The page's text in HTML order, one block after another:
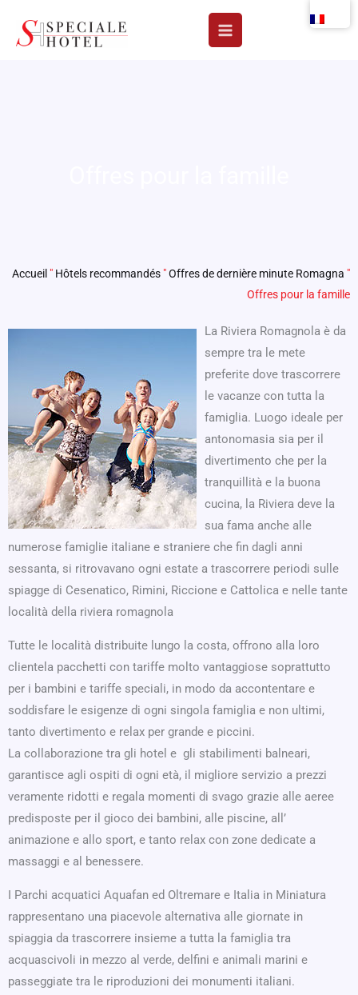
Accueil " Hôtels recommandés "Offres de dernière minute Romagna "
Offres pour la famille
La Riviera Romagnola è da
sempre tra le mete
preferite dove trascorrere
le vacanze con tutta la
famiglia. Luogo ideale per
antonomasia sia per il
divertimento che per la
tranquillità e la buona
cucina, la Riviera deve la
sua fama anche alle
numerose famiglie italiane e straniere che fin dagli anni
sessanta, si ritrovavano ogni estate a trascorrere periodi sulle
spiagge di Cesenatico, Rimini, Riccione e Cattolica e nelle tante
località della riviera romagnola
Tutte le località distribuite lungo la costa, offrono alla loro
clientela pacchetti con tariffe molto vantaggiose soprattutto
per i bambini e tariffe speciali, in modo da accontentare e
soddisfare le esigenze di ogni singola famiglia e non ultimi,
tanto divertimento e relax per grande e piccini.
La collaborazione tra gli hotel e gli stabilimenti balneari,
garantisce agli ospiti di ogni età, il migliore servizio a prezzi
veramente ridotti e regala momenti di svago grazie alle aeree
predisposte per il gioco dei bambini, alle piscine, all’
animazione e allo sport, e tanto relax con zone dedicate a
massaggi e al benessere.
I Parchi acquatici Aquafan ed Oltremare e Italia in Miniatura
rappresentano una piacevole alternativa alle giornate in
spiaggia da trascorrere insieme a tutta la famiglia tra
acquascivoli in mezzo al verde, delfini e animali marini e
passeggiate tra le riproduzioni dei monumenti italiani.